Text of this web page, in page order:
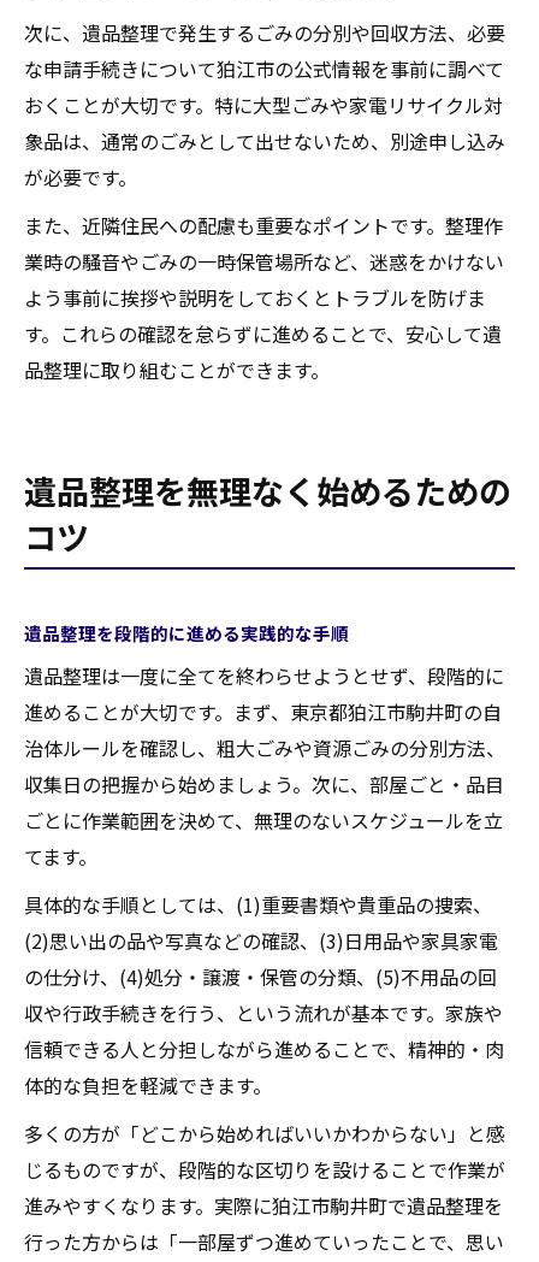
次に、遺品整理で発生するごみの分別や回収方法、必要
な申請手続きについて狛江市の公式情報を事前に調べて
おくことが大切です。特に大型ごみや家電リサイクル対
象品は、通常のごみとして出せないため、別途申し込み
が必要です。
また、近隣住民への配慮も重要なポイントです。整理作
業時の騒音やごみの一時保管場所など、迷惑をかけない
よう事前に挨拶や説明をしておくとトラブルを防げま
す。これらの確認を怠らずに進めることで、安心して遺
品整理に取り組むことができます。
遺品整理を無理なく始めるための
コツ
遺品整理を段階的に進める実践的な手順
遺品整理は一度に全てを終わらせようとせず、段階的に
進めることが大切です。まず、東京都狛江市駒井町の自
治体ルールを確認し、粗大ごみや資源ごみの分別方法、
収集日の把握から始めましょう。次に、部屋ごと・品目
ごとに作業範囲を決めて、無理のないスケジュールを立
てます。
具体的な手順としては、(1)重要書類や貴重品の捜索、
(2)思い出の品や写真などの確認、(3)日用品や家具家電
の仕分け、(4)処分・譲渡・保管の分類、(5)不用品の回
収や行政手続きを行う、という流れが基本です。家族や
信頼できる人と分担しながら進めることで、精神的・肉
体的な負担を軽減できます。
多くの方が「どこから始めればいいかわからない」と感
じるものですが、段階的な区切りを設けることで作業が
進みやすくなります。実際に狛江市駒井町で遺品整理を
行った方からは「一部屋ずつ進めていったことで、思い